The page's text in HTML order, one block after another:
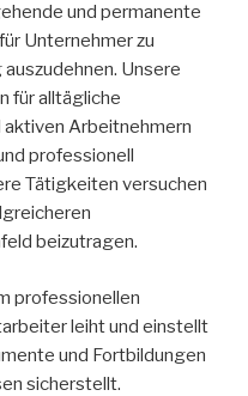
und permanente
Unternehmer zu
Unsere
für alltägliche
Arbeitnehmern
professionell
Tätigkeiten versuchen
beizutragen.
professionellen
leiht und einstellt
und Fortbildungen
sicherstellt.